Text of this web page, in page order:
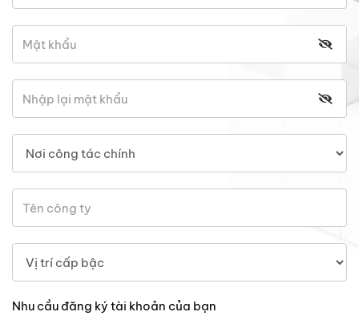
Nhu cầu đăng ký tài khoản của bạn